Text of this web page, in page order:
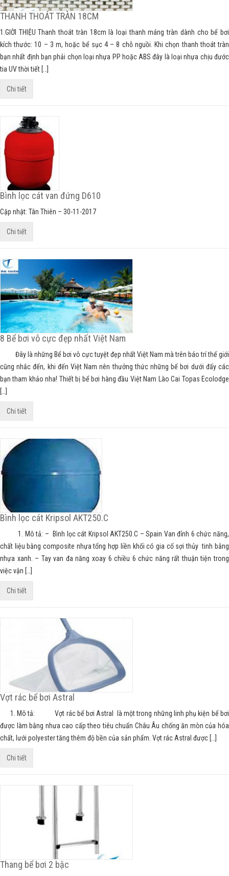
THANH THOÁT TRÀN 18CM
1.GIỜI THIỆU Thanh thoát tràn 18cm là loại thanh máng tràn dành cho bể bơi
kích thước: 10 – 3 m, hoặc bể sục 4 – 8 chỗ nguồi. Khi chọn thanh thoát tràn
bạn nhất định bạn phải chọn loại nhựa PP hoặc ABS đây là loại nhựa chịu đước
tia UV thời tiết […]
Chi tiết
Bình lọc cát van đứng D610
Cập nhật: Tân Thiên – 30-11-2017
Chi tiết
8 Bể bơi vô cực đẹp nhất Việt Nam
Đây là những Bể bơi vô cực tuyệt đẹp nhất Việt Nam mà trên báo trí thế giới
cũng nhắc đến, khi đến Việt Nam nên thưởng thức những bể bơi dưới đấy các
bạn tham khảo nha! Thiết bị bể bơi hàng đầu Việt Nam Lào Cai Topas Ecolodge
[…]
Chi tiết
Bình lọc cát Kripsol AKT250.C
1. Mô tả: – Bình lọc cát Kripsol AKT250.C – Spain Van đỉnh 6 chức năng,
chất liệu bằng composite nhựa tổng hợp liền khối có gia cố sợi thủy tinh bằng
nhựa xanh. – Tay van đa năng xoay 6 chiều 6 chức năng rất thuận tiện trong
việc vận […]
Chi tiết
Vợt rác bể bơi Astral
1. Mô tả: Vợt rác bể bơi Astral là một trong những linh phụ kiện bể bơi
được làm bằng nhưa cao cấp theo tiêu chuẩn Châu Âu chống ăn mòn của hóa
chất, lưới polyester tăng thêm độ bền của sản phẩm. Vợt rác Astral được […]
Chi tiết
Thang bể bơi 2 bậc